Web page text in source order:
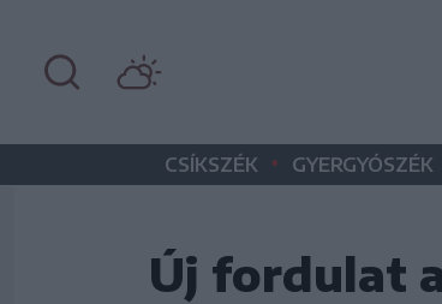
CSÍKSZÉK • GYERGYÓSZÉK
Új fordulat